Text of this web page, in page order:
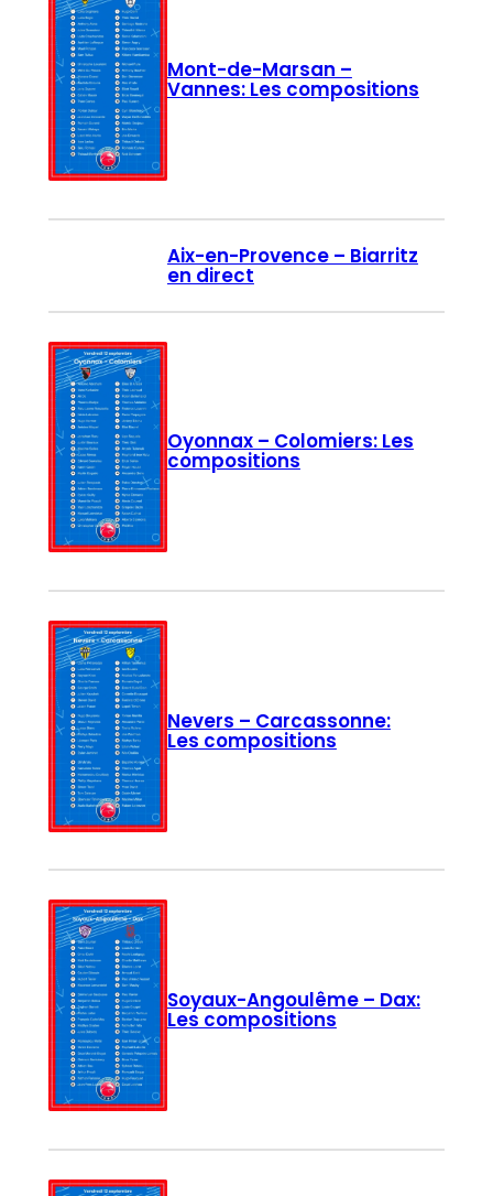
Mont-de-Marsan –
Vannes: Les compositions
Aix-en-Provence – Biarritz
en direct
Oyonnax – Colomiers: Les
compositions
Nevers – Carcassonne:
Les compositions
Soyaux-Angoulême – Dax:
Les compositions